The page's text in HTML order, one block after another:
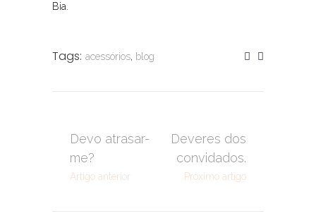
Bia.
Tags: acessórios, blog
Devo atrasar-
me?
Artigo anterior
Deveres dos
convidados.
Próximo artigo